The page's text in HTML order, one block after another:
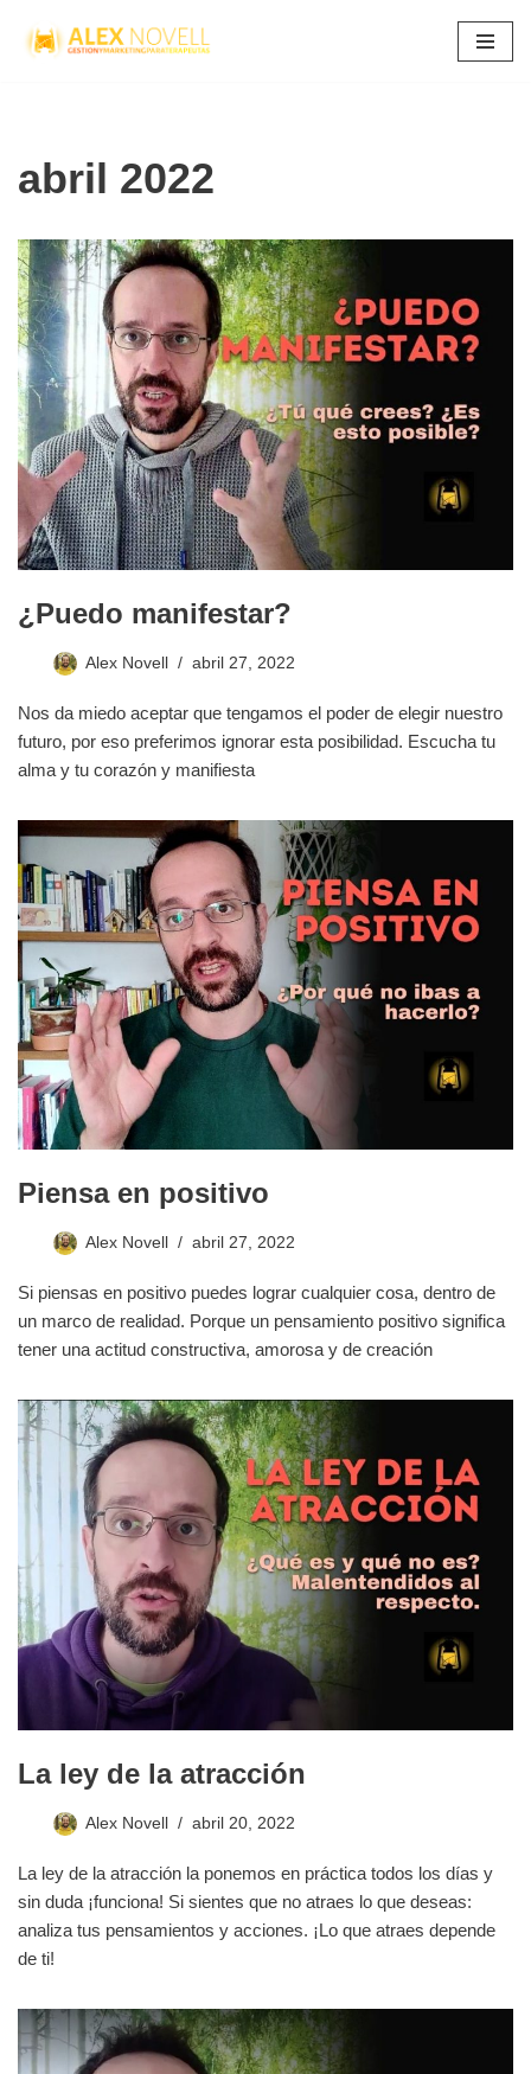
Saltar
abril 2022
¿Puedo manifestar?
Alex Novell abril 27, 2022
Nos da miedo aceptar que tengamos el poder de elegir nuestro
futuro, por eso preferimos ignorar esta posibilidad. Escucha tu
alma y tu corazón y manifiesta
Piensa en positivo
Alex Novell abril 27, 2022
Si piensas en positivo puedes lograr cualquier cosa, dentro de
un marco de realidad. Porque un pensamiento positivo significa
tener una actitud constructiva, amorosa y de creación
La ley de la atracción
Alex Novell abril 20, 2022
La ley de la atracción la ponemos en práctica todos los días y
sin duda ¡funciona! Si sientes que no atraes lo que deseas:
analiza tus pensamientos y acciones. ¡Lo que atraes depende
de ti!